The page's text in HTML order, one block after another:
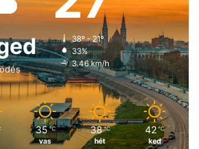
38º - 21º
33%
3.46 km/h
35 ℃
vas
38 ℃
hét
42 ℃
ked